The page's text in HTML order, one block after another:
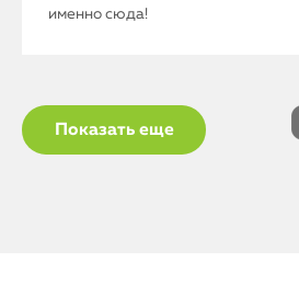
именно сюда!
Показать еще